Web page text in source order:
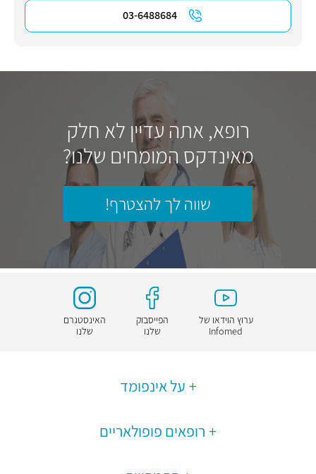
03-6488684
רופא, אתה עדיין לא חלק
מאינדקס המומחים שלנו?
שווה לך להצטרף!
ערוץ הוידאו של
Infomed
הפייסבוק
שלנו
האינסטגרם
שלנו
על אינפומד
רופאים פופולאריים